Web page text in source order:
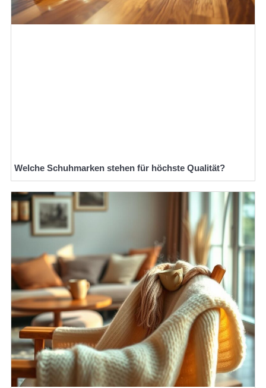
Welche Schuhmarken stehen für höchste Qualität?